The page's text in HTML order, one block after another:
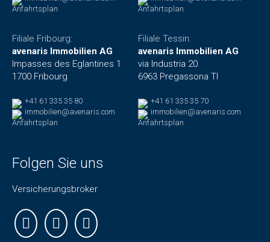
Anfahrtsplan
Anfahrtsplan
Filiale Fribourg:
avenaris Immobilien AG
Impasses des Eglantines 1
1700 Fribourg
+41 61 335 35 80
immobilien@avenaris.com
Anfahrtsplan
Filiale Tessin:
avenaris Immobilien AG
via Industria 20
6963 Pregassona TI
+41 61 335 35 70
immobilien@avenaris.com
Anfahrtsplan
Folgen Sie uns
Versicherungsbroker